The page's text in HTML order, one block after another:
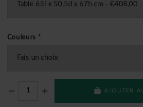
Couleurs *
AJOUTER